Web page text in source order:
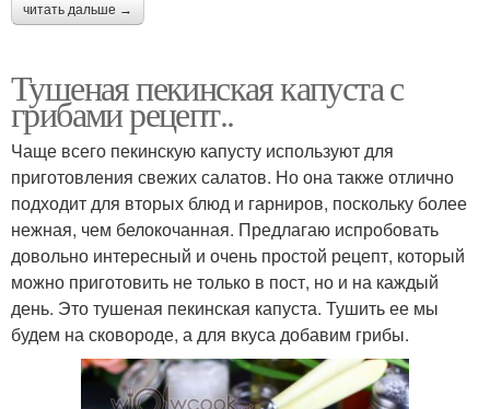
читать дальше →
Тушеная пекинская капуста с
грибами рецепт..
Чаще всего пекинскую капусту используют для
приготовления свежих салатов. Но она также отлично
подходит для вторых блюд и гарниров, поскольку более
нежная, чем белокочанная. Предлагаю испробовать
довольно интересный и очень простой рецепт, который
можно приготовить не только в пост, но и на каждый
день. Это тушеная пекинская капуста. Тушить ее мы
будем на сковороде, а для вкуса добавим грибы.